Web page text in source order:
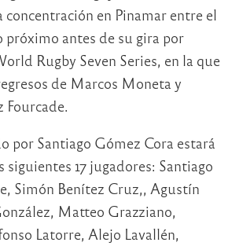
concentración en Pinamar entre el
próximo antes de su gira por
Rugby Seven Series, en la que
de Marcos Moneta y
Fourcade.
por Santiago Gómez Cora estará
17 jugadores: Santiago
Simón Benítez Cruz,, Agustín
Matteo Grazziano,
Latorre, Alejo Lavallén,